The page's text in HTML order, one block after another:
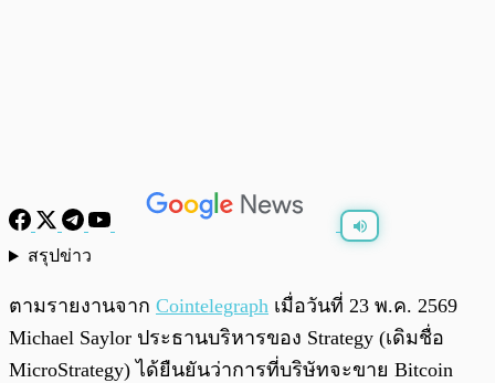
สรุปข่าว
ตามรายงานจาก Cointelegraph เมื่อวันที่ 23 พ.ค. 2569
Michael Saylor ประธานบริหารของ Strategy (เดิมชื่อ
MicroStrategy) ได้ยืนยันว่าการที่บริษัทจะขาย Bitcoin